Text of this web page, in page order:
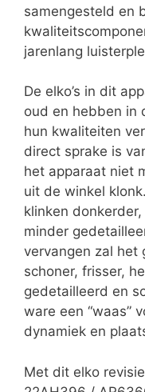
samengesteld en
jarenlang
De elko’s in dit
oud en hebben in
hun kwaliteiten
direct sprake is
het apparaat niet
uit de winkel
klinken
minder
vervangen zal het
schoner, frisser,
gedetailleerd en
ware een “waas”
dynamiek en
Met dit elko